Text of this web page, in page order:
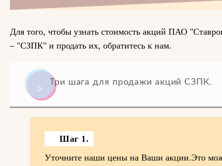
Для того, чтобы узнать стоимость акций ПАО
– "СЗПК" и продать их, обратитесь к нам.
Три шага для продажи акций СЗПК.
Шаг 1.
Уточните наши цены на Ваши акции.Это